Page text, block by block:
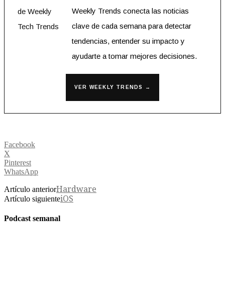
Weekly Trends conecta las noticias
clave de cada semana para detectar
tendencias, entender su impacto y
ayudarte a tomar mejores decisiones.
VER WEEKLY TRENDS →
Facebook
X
Pinterest
WhatsApp
Artículo anteriorHardware
Artículo siguienteiOS
Podcast semanal